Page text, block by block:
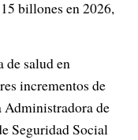
billones en 2026,
de salud en
incrementos de
Administradora de
Seguridad Social